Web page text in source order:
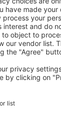
și oferte
1,3 mil. de
hoteluri